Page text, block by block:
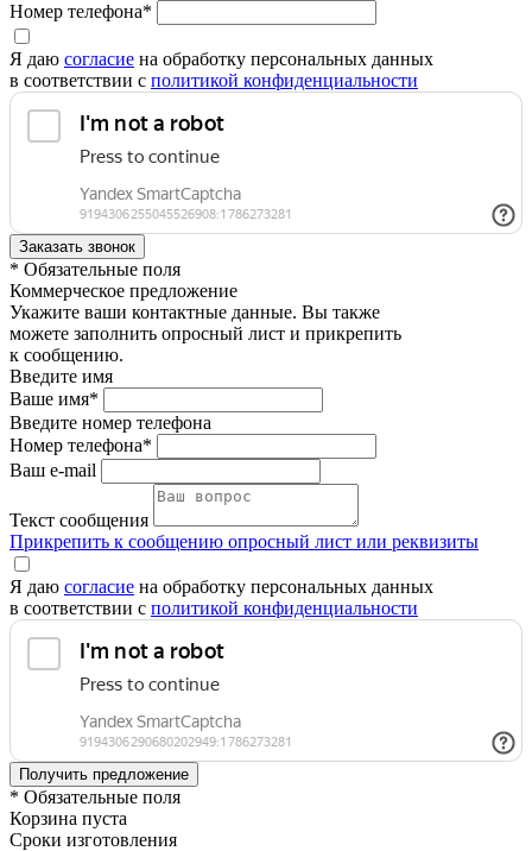
Номер телефона*
Я даю согласие на обработку персональных данных
в соответствии с политикой конфиденциальности
* Обязательные поля
Коммерческое предложение
Укажите ваши контактные данные. Вы также
можете заполнить опросный лист и прикрепить
к сообщению.
Введите имя
Ваше имя*
Введите номер телефона
Номер телефона*
Ваш e-mail
Текст сообщения
Прикрепить к сообщению опросный лист или реквизиты
Я даю согласие на обработку персональных данных
в соответствии с политикой конфиденциальности
* Обязательные поля
Корзина пуста
Сроки изготовления